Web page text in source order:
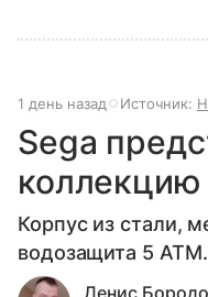
1 день назад Источник:
Sega
коллекцию
Корпус из стали,
водозащита 5 ATM.
Денис